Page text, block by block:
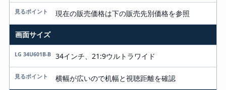
現在の販売価格は下の販売先別価格を参照
画面サイズ
34インチ、21:9ウルトラワイド
横幅が広いので机幅と視聴距離を確認